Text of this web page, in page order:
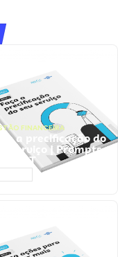
FINANCEIRA
a precificação do
serviço | Prompts